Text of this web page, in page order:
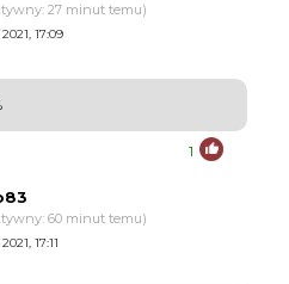
27 minut temu)
17:09
1
60 minut temu)
17:11